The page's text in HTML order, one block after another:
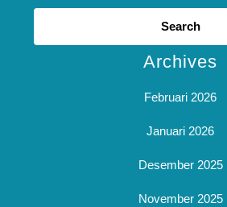
Search
Archives
Februari 2026
Januari 2026
Desember 2025
November 2025